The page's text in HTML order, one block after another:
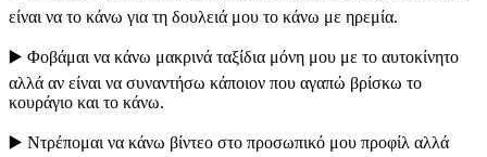
είναι να το κάνω για τη δουλειά μου το κάνω με ηρεμία.
▶️ Φοβάμαι να κάνω μακρινά ταξίδια μόνη μου με το αυτοκίνητο
αλλά αν είναι να συναντήσω κάποιον που αγαπώ βρίσκω το
κουράγιο και το κάνω.
▶️ Ντρέπομαι να κάνω βίντεο στο προσωπικό μου προφίλ αλλά